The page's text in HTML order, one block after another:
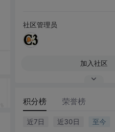
社区管理员
加入社区
积分榜 荣誉榜
近7日 近30日 至今